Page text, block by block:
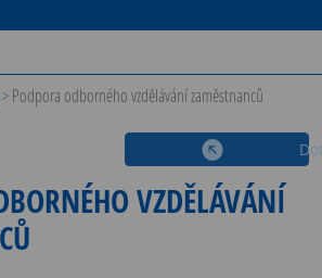
>Podpora odborného vzdělávání zaměstnanců
VZDĚLÁVÁNÍ